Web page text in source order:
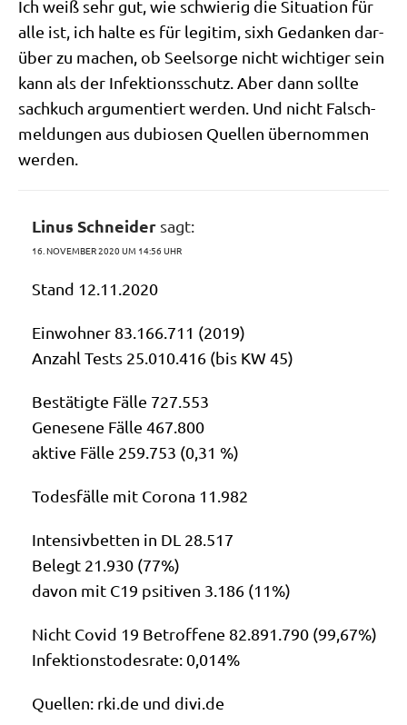
Ich weiß sehr gut, wie schwie­rig die Situa­ti­on für
alle ist, ich hal­te es für legi­tim, sixh Gedan­ken dar­
über zu machen, ob Seel­sor­ge nicht wich­ti­ger sein
kann als der Infek­ti­ons­schutz. Aber dann soll­te
sach­kuch argu­men­tiert wer­den. Und nicht Falsch­
mel­dun­gen aus dubio­sen Quel­len über­nom­men
werden.
Linus Schneider sagt:
16. NOVEMBER 2020 UM 14:56 UHR
Stand 12.11.2020
Ein­woh­ner 83.166.711 (2019)
Anzahl Tests 25.010.416 (bis KW 45)
Bestä­tig­te Fäl­le 727.553
Gene­se­ne Fäl­le 467.800
akti­ve Fäl­le 259.753 (0,31 %)
Todes­fäl­le mit Coro­na 11.982
Inten­siv­bet­ten in DL 28.517
Belegt 21.930 (77%)
davon mit C19 psi­ti­ven 3.186 (11%)
Nicht Covid 19 Betrof­fe­ne 82.891.790 (99,67%)
Infek­ti­ons­to­des­ra­te: 0,014%
Quel­len: rki​.de und divi​.de